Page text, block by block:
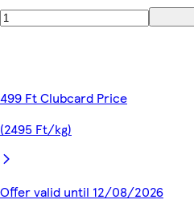
499 Ft Clubcard Price
(2495 Ft/kg)
Offer valid until 12/08/2026